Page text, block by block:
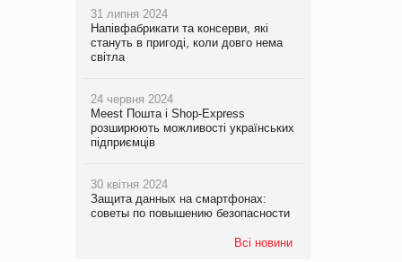
31 липня 2024
Напівфабрикати та консерви, які
стануть в пригоді, коли довго нема
світла
24 червня 2024
Meest Пошта і Shop-Express
розширюють можливості українських
підприємців
30 квітня 2024
Защита данных на смартфонах:
советы по повышению безопасности
Всі новини